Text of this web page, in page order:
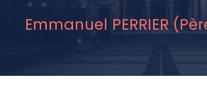
Emmanuel PERRIER